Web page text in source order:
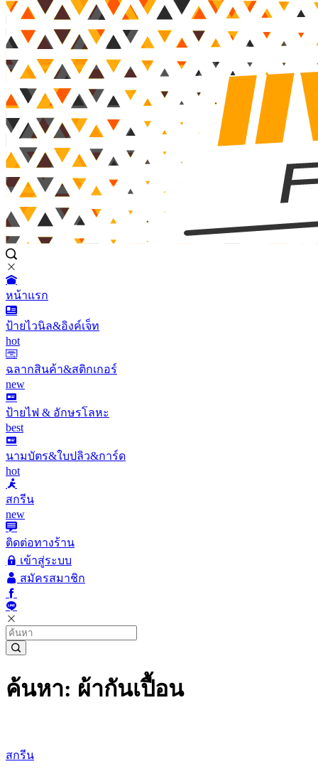
หน้าแรก
ป้ายไวนิล&อิงค์เจ็ท
hot
ฉลากสินค้า&สติกเกอร์
new
ป้ายไฟ & อักษรโลหะ
best
นามบัตร&ใบปลิว&การ์ด
hot
สกรีน
new
ติดต่อทางร้าน
เข้าสู่ระบบ
สมัครสมาชิก
ค้นหา: ผ้ากันเปื้อน
สกรีน